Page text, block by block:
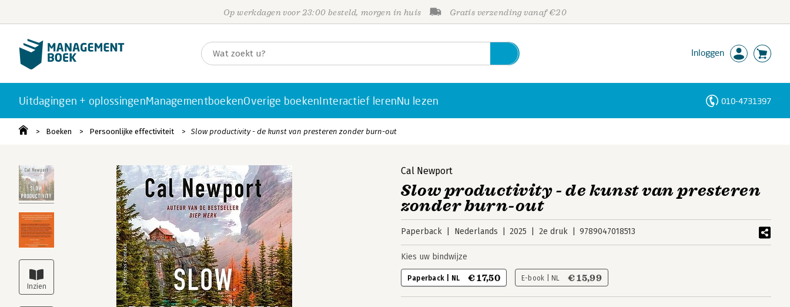
Op werkdagen voor 23:00 besteld, morgen in huis Gratis verzending vanaf €20
Inloggen
Uitdagingen + oplossingenManagementboekenOverige boekenInteractief lerenNu lezen 010-4731397
Boeken Persoonlijke effectiviteit Slow productivity - de kunst van presteren zonder burn-out
Cal Newport
Slow productivity - de kunst van presteren
zonder burn-out
Paperback Nederlands 2025 2e druk 9789047018513
Kies uw bindwijze
Paperback | NL € 17,50 E-book | NL € 15,99
Personen